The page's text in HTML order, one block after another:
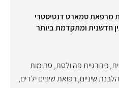
מרפאת סמארט דנטיסטרי
חדשנית ומתקדמת ביותר
,כירורגיית פה ולסת, סתימות
הלבנת שיניים,רפואת שיניים ילדים,